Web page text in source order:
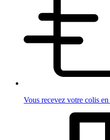
Vous recevez votre colis